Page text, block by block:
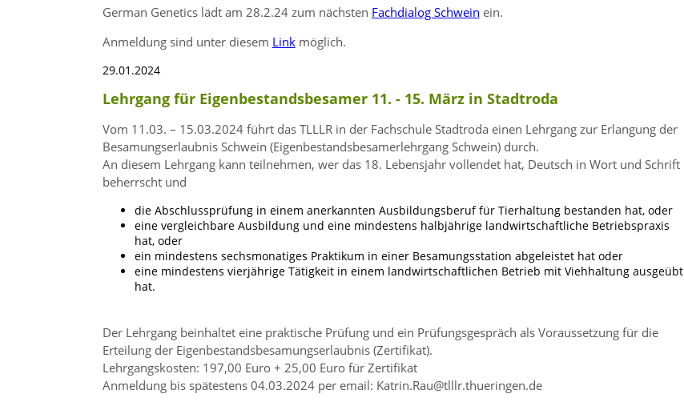
German Genetics lädt am 28.2.24 zum nächsten Fachdialog Schwein ein.
Anmeldung sind unter diesem Linkmöglich.
29.01.2024
Lehrgang für Eigenbestandsbesamer 11. - 15. März in Stadtroda
Vom 11.03. – 15.03.2024 führt das TLLLR in der Fachschule Stadtroda einen Lehrgang zur Erlangung der
Besamungserlaubnis Schwein (Eigenbestandsbesamerlehrgang Schwein) durch.
An diesem Lehrgang kann teilnehmen, wer das 18. Lebensjahr vollendet hat, Deutsch in Wort und Schrift
beherrscht und
die Abschlussprüfung in einem anerkannten Ausbildungsberuf für Tierhaltung bestanden hat, oder
eine vergleichbare Ausbildung und eine mindestens halbjährige landwirtschaftliche Betriebspraxis
hat, oder
ein mindestens sechsmonatiges Praktikum in einer Besamungsstation abgeleistet hat oder
eine mindestens vierjährige Tätigkeit in einem landwirtschaftlichen Betrieb mit Viehhaltung ausgeübt
hat.
Der Lehrgang beinhaltet eine praktische Prüfung und ein Prüfungsgespräch als Voraussetzung für die
Erteilung der Eigenbestandsbesamungserlaubnis (Zertifikat).
Lehrgangskosten: 197,00 Euro + 25,00 Euro für Zertifikat
Anmeldung bis spätestens 04.03.2024 per email: Katrin.Rau@tlllr.thueringen.de